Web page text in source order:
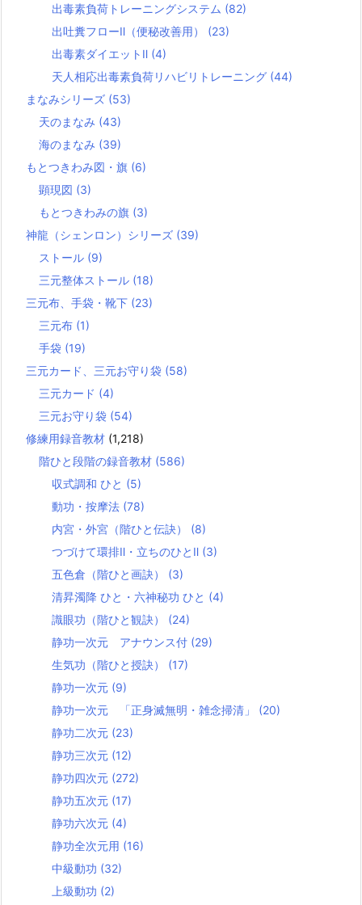
出毒素負荷トレーニングシステム (82)
出吐糞フローⅡ（便秘改善用） (23)
出毒素ダイエットⅡ (4)
天人相応出毒素負荷リハビリトレーニング (44)
まなみシリーズ (53)
天のまなみ (43)
海のまなみ (39)
もとつきわみ図・旗 (6)
顕現図 (3)
もとつきわみの旗 (3)
神龍（シェンロン）シリーズ (39)
ストール (9)
三元整体ストール (18)
三元布、手袋・靴下 (23)
三元布 (1)
手袋 (19)
三元カード、三元お守り袋 (58)
三元カード (4)
三元お守り袋 (54)
修練用録音教材 (1,218)
階ひと段階の録音教材 (586)
収式調和 ひと (5)
動功・按摩法 (78)
内宮・外宮（階ひと伝訣） (8)
つづけて環排Ⅱ・立ちのひとⅡ (3)
五色倉（階ひと画訣） (3)
清昇濁降 ひと・六神秘功 ひと (4)
識眼功（階ひと観訣） (24)
静功一次元 アナウンス付 (29)
生気功（階ひと授訣） (17)
静功一次元 (9)
静功一次元 「正身滅無明・雑念掃清」 (20)
静功二次元 (23)
静功三次元 (12)
静功四次元 (272)
静功五次元 (17)
静功六次元 (4)
静功全次元用 (16)
中級動功 (32)
上級動功 (2)